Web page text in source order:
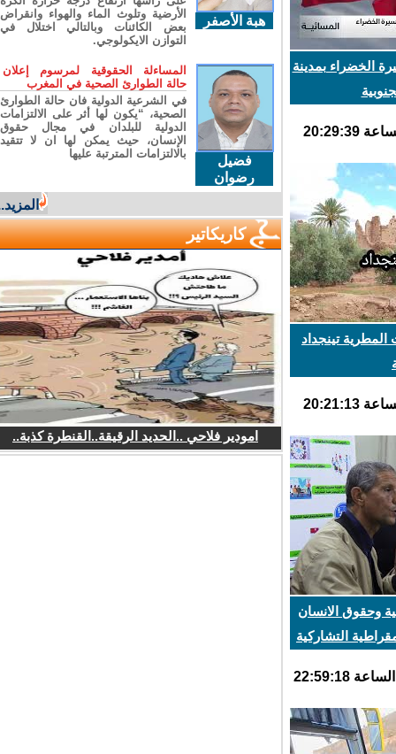
الخضراء بمدينة
تينجداد
وحقوق الانسان
التشاركية
هبة الأصفر
الأرضية وتلوث الماء والهواء وانقراض
بعض الكائنات وبالتالي اختلال في
التوازن الايكولوجي.
فضيل
رضوان
المساءلة الحقوقية لمرسوم إعلان
حالة الطوارئ الصحية في المغرب
في الشرعية الدولية فان حالة الطوارئ
الصحية، “يكون لها أثر على الالتزامات
الدولية للبلدان في مجال حقوق
الإنسان، حيث يمكن لها ان لا تتقيد
بالالتزامات المترتبة عليها
المزيد...
كاريكاتير
امودير فلاحي ..الحديد الرقيقة..القنطرة كذبة..